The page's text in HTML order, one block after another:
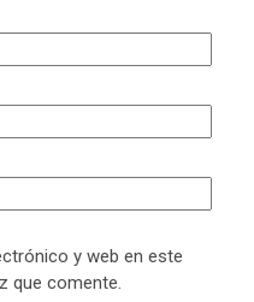
y web en este
que comente.